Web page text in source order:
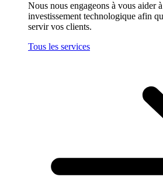
Nous nous engageons à vous aider
investissement technologique afin
servir vos clients.
Tous les services